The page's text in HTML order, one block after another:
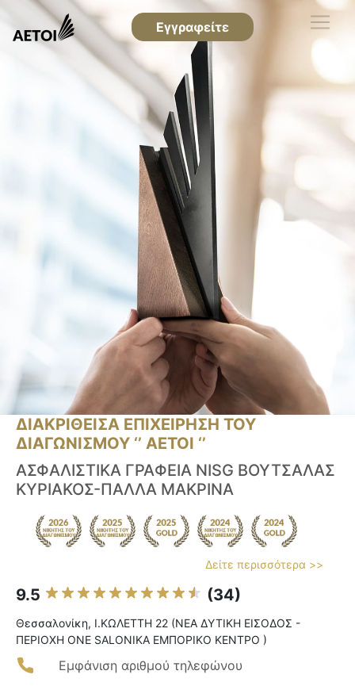
Εγγραφείτε
ΔΙΑΚΡΙΘΕΙΣΑ ΕΠΙΧΕΙΡΗΣΗ ΤΟΥ
ΔΙΑΓΩΝΙΣΜΟΥ ‘’ ΑΕΤΟΙ ‘’
ΑΣΦΑΛΙΣΤΙΚΑ ΓΡΑΦΕΙΑ NISG ΒΟΥΤΣΑΛΑΣ
ΚΥΡΙΑΚΟΣ-ΠΑΛΛΑ ΜΑΚΡΙΝΑ
Δείτε περισσότερα >>
9.5 (34)
Θεσσαλονίκη, Ι.ΚΩΛΕΤΤΗ 22 (ΝΕΑ ΔΥΤΙΚΗ ΕΙΣΟΔΟΣ -
ΠΕΡΙΟΧΗ ONE SALONIKA ΕΜΠΟΡΙΚΟ ΚΕΝΤΡΟ )
Εμφάνιση αριθμού τηλεφώνου